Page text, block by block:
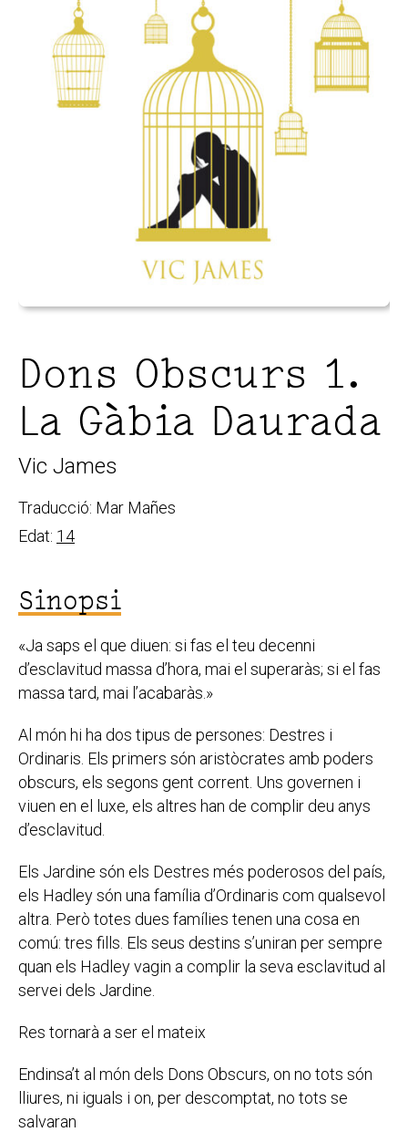
Dons Obscurs 1.
La Gàbia Daurada
Vic James
Traducció: Mar Mañes
Edat: 14
Sinopsi
«Ja saps el que diuen: si fas el teu decenni
d’esclavitud massa d’hora, mai el superaràs; si el fas
massa tard, mai l’acabaràs.»
Al món hi ha dos tipus de persones: Destres i
Ordinaris. Els primers són aristòcrates amb poders
obscurs, els segons gent corrent. Uns governen i
viuen en el luxe, els altres han de complir deu anys
d’esclavitud.
Els Jardine són els Destres més poderosos del país,
els Hadley són una família d’Ordinaris com qualsevol
altra. Però totes dues famílies tenen una cosa en
comú: tres fills. Els seus destins s’uniran per sempre
quan els Hadley vagin a complir la seva esclavitud al
servei dels Jardine.
Res tornarà a ser el mateix
Endinsa’t al món dels Dons Obscurs, on no tots són
lliures, ni iguals i on, per descomptat, no tots se
salvaran